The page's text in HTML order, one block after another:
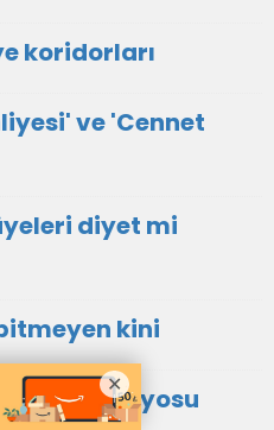
koridorları
ve 'Cennet
diyet mi
bitmeyen kini
senaryosu